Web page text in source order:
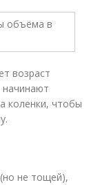
возраст
коленки, чтобы
не тощей),